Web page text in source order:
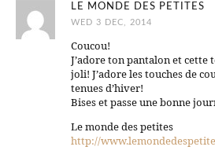
LE MONDE DES PETITES
WED 3 DEC, 2014
Coucou!
J’adore ton pantalon et cette
joli! J’adore les touches de
tenues d’hiver!
Bises et passe une bonne
Le monde des petites
http://